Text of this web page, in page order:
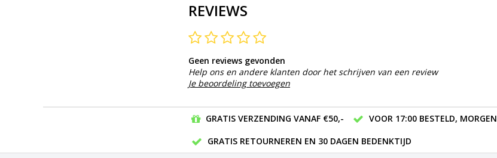
REVIEWS
Geen reviews gevonden
Help ons en andere klanten door het schrijven van een review
Je beoordeling toevoegen
GRATIS VERZENDING VANAF €50,-
VOOR 17:00 BESTELD,
GRATIS RETOURNEREN EN 30 DAGEN BEDENKTIJD